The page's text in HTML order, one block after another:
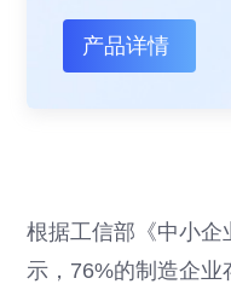
产品详情
根据工信部《中小企
示，76%的制造企业